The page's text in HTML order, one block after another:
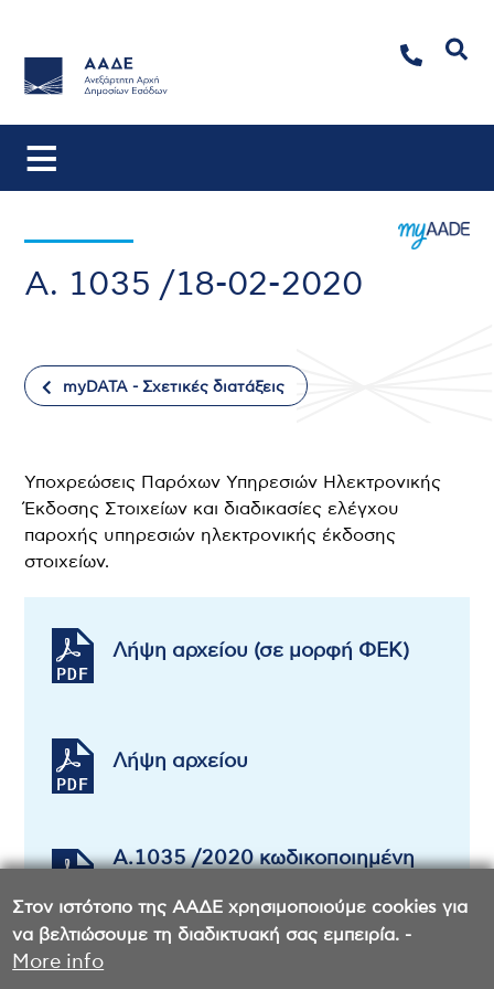
Στον ιστότοπο της ΑΑΔΕ χρησιμοποιούμε cookies για
να βελτιώσουμε τη διαδικτυακή σας εμπειρία. -
More info
Α. 1035 /18-02-2020
myDATA - Σχετικές διατάξεις
Υποχρεώσεις Παρόχων Υπηρεσιών Ηλεκτρονικής
Έκδοσης Στοιχείων και διαδικασίες ελέγχου
παροχής υπηρεσιών ηλεκτρονικής έκδοσης
στοιχείων.
Λήψη αρχείου (σε μορφή ΦΕΚ)
Λήψη αρχείου
Α.1035 /2020 κωδικοποιημένη